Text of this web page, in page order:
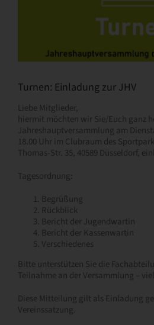
Turnen: Einladung zur JHV
Liebe Mitglieder,
hiermit möchten wir Sie/Euch ganz
Jahreshauptversammlung am
18.00 Uhr im Clubraum des
Thomas-Str. 35, 40589 Düsseldorf,
Tagesordnung:
Begrüßung
Rückblick
Bericht der Jugendwartin
Bericht der Kassenwartin
Verschiedenes
Bitte unterstützen Sie die
Teilnahme an der Versammlung –
Diese Mitteilung gilt als Einladung
Vereinssatzung.